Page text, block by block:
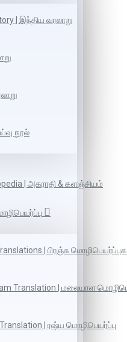
| இந்திய வரலாறு
நூல்
| அகராதி & களஞ்சியம்
| பிரஞ்சு
Translation | மலையாள
| ரஷ்ய மொழிபெயர்ப்பு